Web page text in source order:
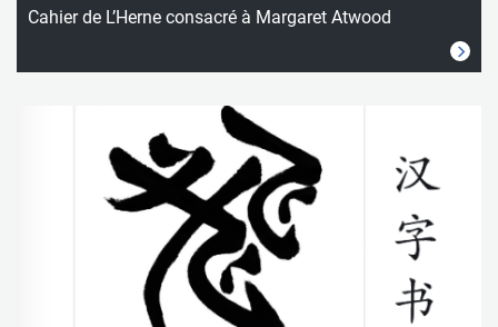
Cahier de L’Herne consacré à Margaret Atwood